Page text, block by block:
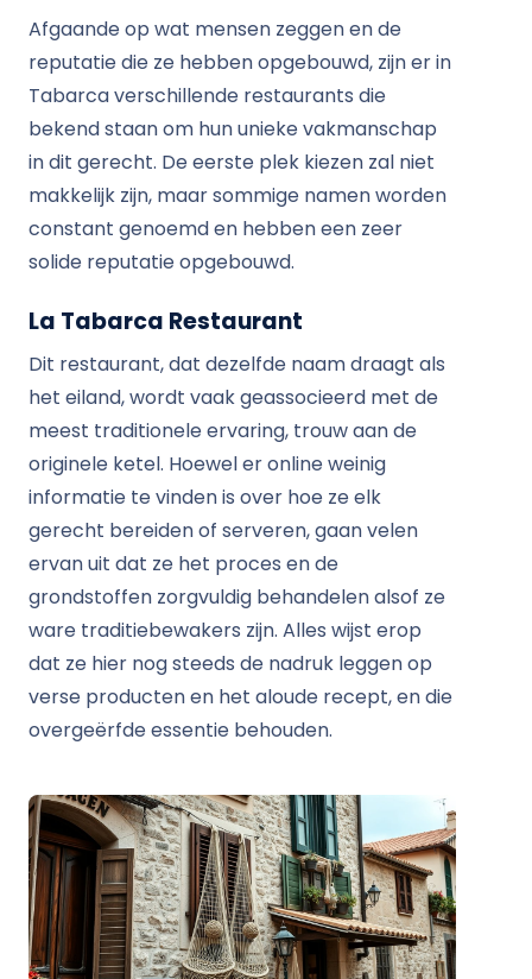
Afgaande op wat mensen zeggen en de
reputatie die ze hebben opgebouwd, zijn er in
Tabarca verschillende restaurants die
bekend staan ​​om hun unieke vakmanschap
in dit gerecht. De eerste plek kiezen zal niet
makkelijk zijn, maar sommige namen worden
constant genoemd en hebben een zeer
solide reputatie opgebouwd.
La Tabarca Restaurant
Dit restaurant, dat dezelfde naam draagt ​​als
het eiland, wordt vaak geassocieerd met de
meest traditionele ervaring, trouw aan de
originele ketel. Hoewel er online weinig
informatie te vinden is over hoe ze elk
gerecht bereiden of serveren, gaan velen
ervan uit dat ze het proces en de
grondstoffen zorgvuldig behandelen alsof ze
ware traditiebewakers zijn. Alles wijst erop
dat ze hier nog steeds de nadruk leggen op
verse producten en het aloude recept, en die
overgeërfde essentie behouden.